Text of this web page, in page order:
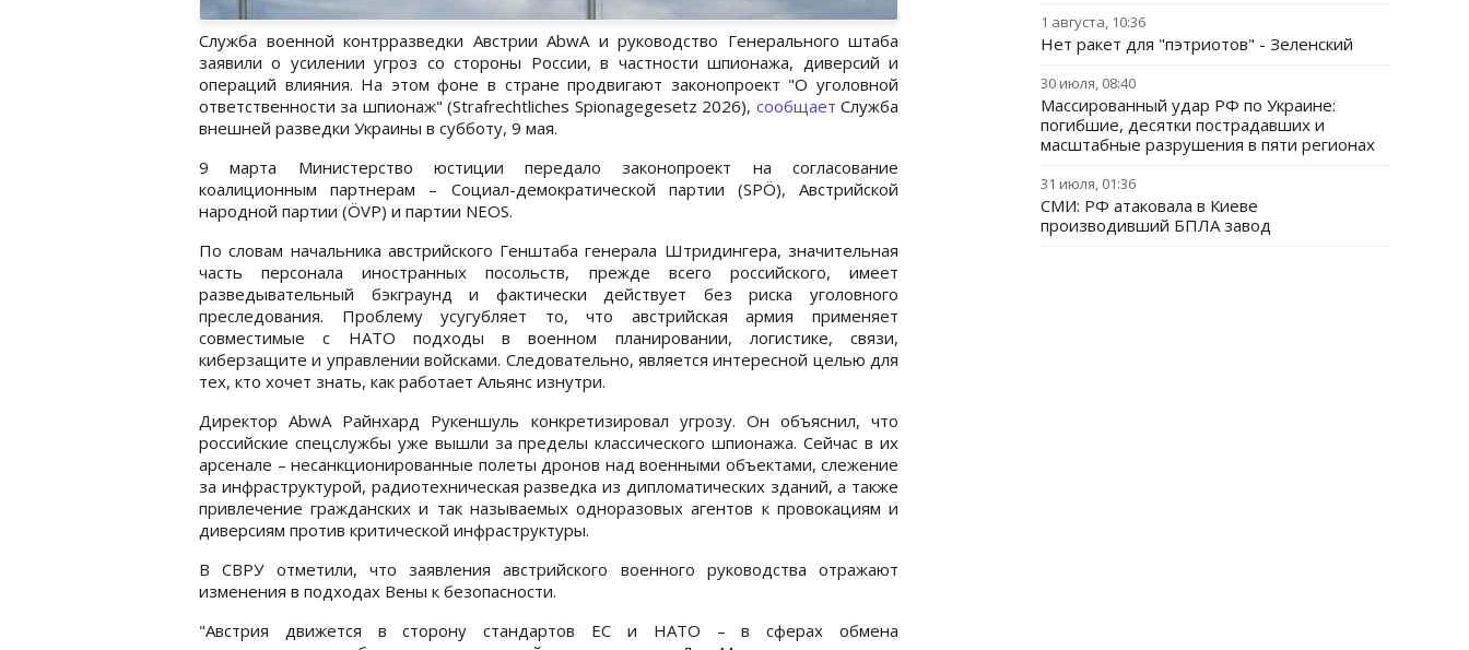
Служба военной контрразведки Австрии AbwA и руководство Генерального штаба
заявили о усилении угроз со стороны России, в частности шпионажа, диверсий и
операций влияния. На этом фоне в стране продвигают законопроект "О уголовной
ответственности за шпионаж" (Strafrechtliches Spionagegesetz 2026), сообщаетСлужба
внешней разведки Украины в субботу, 9 мая.
9 марта Министерство юстиции передало законопроект на согласование
коалиционным партнерам – Социал-демократической партии (SPÖ), Австрийской
народной партии (ÖVP) и партии NEOS.
По словам начальника австрийского Генштаба генерала Штридингера, значительная
часть персонала иностранных посольств, прежде всего российского, имеет
разведывательный бэкграунд и фактически действует без риска уголовного
преследования. Проблему усугубляет то, что австрийская армия применяет
совместимые с НАТО подходы в военном планировании, логистике, связи,
киберзащите и управлении войсками. Следовательно, является интересной целью для
тех, кто хочет знать, как работает Альянс изнутри.
Директор AbwA Райнхард Рукеншуль конкретизировал угрозу. Он объяснил, что
российские спецслужбы уже вышли за пределы классического шпионажа. Сейчас в их
арсенале – несанкционированные полеты дронов над военными объектами, слежение
за инфраструктурой, радиотехническая разведка из дипломатических зданий, а также
привлечение гражданских и так называемых одноразовых агентов к провокациям и
диверсиям против критической инфраструктуры.
В СВРУ отметили, что заявления австрийского военного руководства отражают
изменения в подходах Вены к безопасности.
"Австрия движется в сторону стандартов ЕС и НАТО – в сферах обмена
1 августа, 10:36
Нет ракет для "пэтриотов" - Зеленский
30 июля, 08:40
Массированный удар РФ по Украине:
погибшие, десятки пострадавших и
масштабные разрушения в пяти регионах
31 июля, 01:36
СМИ: РФ атаковала в Киеве
производивший БПЛА завод